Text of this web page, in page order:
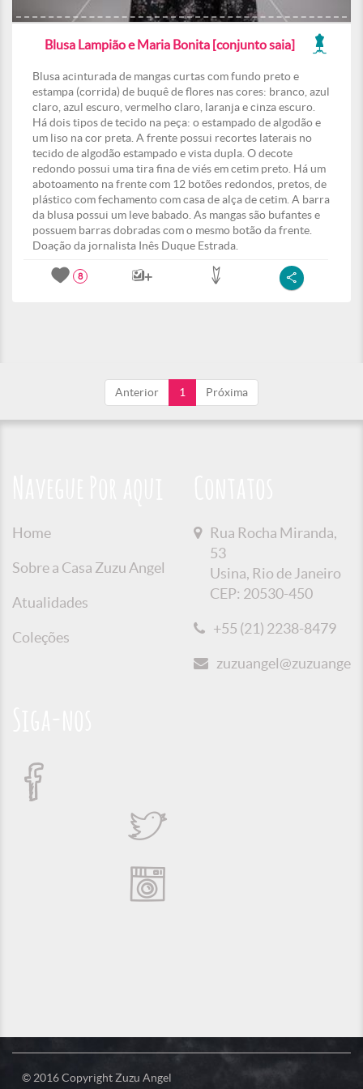
Blusa Lampião e Maria Bonita [conjunto saia]
Blusa acinturada de mangas curtas com fundo preto e
estampa (corrida) de buquê de flores nas cores: branco, azul
claro, azul escuro, vermelho claro, laranja e cinza escuro.
Há dois tipos de tecido na peça: o estampado de algodão e
um liso na cor preta. A frente possui recortes laterais no
tecido de algodão estampado e vista dupla. O decote
redondo possui uma tira fina de viés em cetim preto. Há um
abotoamento na frente com 12 botões redondos, pretos, de
plástico com fechamento com casa de alça de cetim. A barra
da blusa possui um leve babado. As mangas são bufantes e
possuem barras dobradas com o mesmo botão da frente.
Doação da jornalista Inês Duque Estrada.
8
Anterior 1 Próxima
Home
Sobre a Casa Zuzu Angel
Atualidades
Coleções
Rua Rocha Miranda,
53
Usina, Rio de Janeiro
CEP: 20530-450
+55 (21) 2238-8479
© 2016 Copyright Zuzu Angel